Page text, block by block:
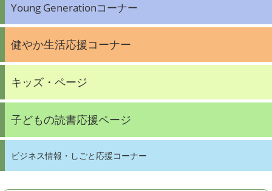
Young Generationコーナー
健やか生活応援コーナー
キッズ・ページ
子どもの読書応援ページ
ビジネス情報・しごと応援コーナー